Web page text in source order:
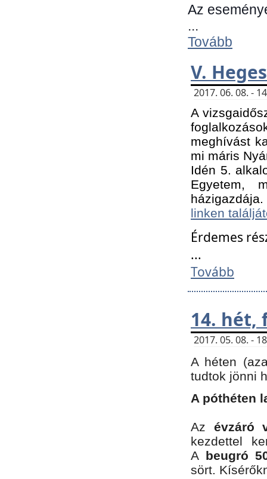
Az
...
Tovább
V.
2017. 06. 08. -
A
meghívást
mi máris
Idén 5.
Egyetem,
linken
Érdemes
...
Tovább
14. hét,
2017. 05. 08. -
A héten
tudtok jönni
A póthéten
Az évzáró
kezdettel
A beugró
sört.